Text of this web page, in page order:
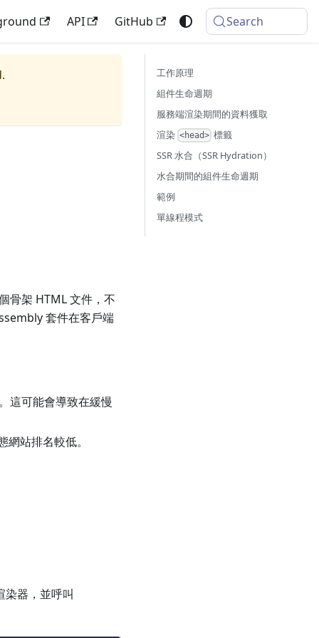
API GitHub Search
骨架 HTML 文件，不
套件在客戶端
這可能會導致在緩慢
站排名較低。
染器，並呼叫
工作原理
組件生命週期
服務端渲染期間的資料獲取
渲染 <head> 標籤
SSR 水合（SSR Hydration）
水合期間的組件生命週期
範例
單線程模式